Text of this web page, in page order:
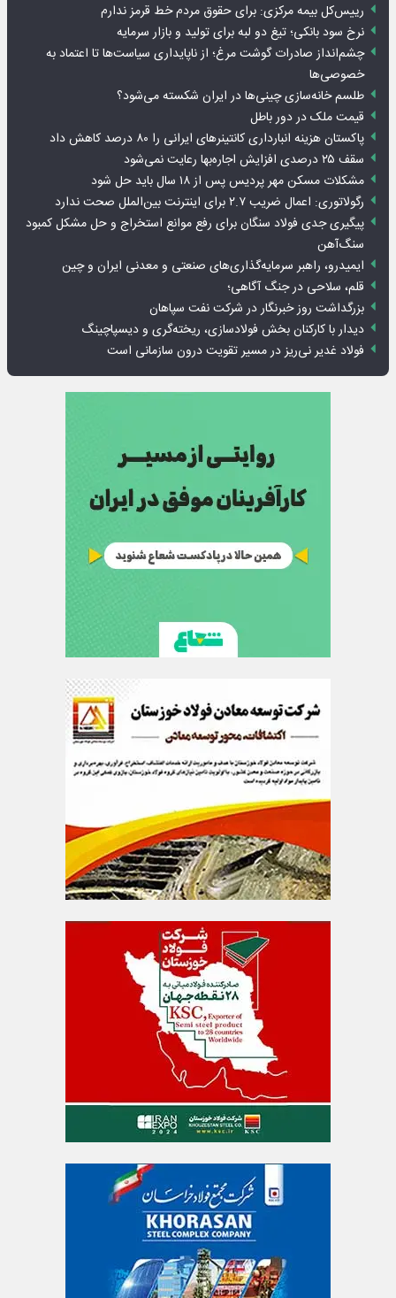
رییس‌کل بیمه مرکزی: برای حقوق مردم خط قرمز ندارم
نرخ سود بانکی؛ تیغ دو لبه برای تولید و بازار سرمایه
چشم‌انداز صادرات گوشت مرغ؛ از ناپایداری سیاست‌ها تا اعتماد به
خصوصی‌ها
طلسم خانه‌سازی چینی‌ها در ایران شکسته می‌شود؟
قیمت ملک در دور باطل
پاکستان هزینه انبارداری کانتینرهای ایرانی را ۸۰ درصد کاهش داد
سقف ۲۵ درصدی افزایش اجاره‌بها رعایت نمی‌شود
مشکلات مسکن مهر پردیس پس از ۱۸ سال باید حل شود
رگولاتوری: اعمال ضریب ۲.۷ برای اینترنت بین‌الملل صحت ندارد
پیگیری جدی فولاد سنگان برای رفع موانع استخراج و حل مشکل کمبود
سنگ‌آهن
ایمیدرو، راهبر سرمایه‌گذاری‌های صنعتی و معدنی ایران و چین
قلم، سلاحی در جنگ آگاهی؛
بزرگداشت روز خبرنگار در شرکت نفت سپاهان
دیدار با کارکنان بخش فولادسازی، ریخته‌گری و دیسپاچینگ
فولاد غدیر نی‌ریز در مسیر تقویت درون سازمانی است